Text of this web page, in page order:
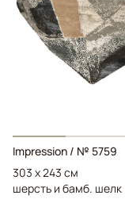
Impression / № 5759
303 x 243 см
шерсть и бамб. шелк